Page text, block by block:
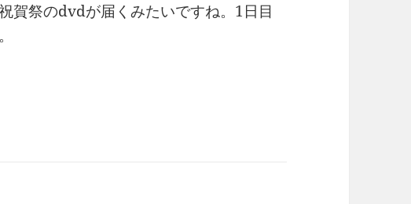
賀祭のdvdが届くみたいですね。1日目